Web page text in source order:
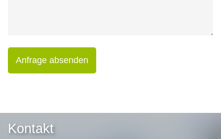
Anfrage absenden
Kontakt